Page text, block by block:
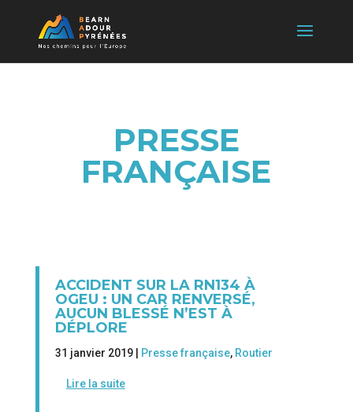
PRESSE
FRANÇAISE
ACCIDENT SUR LA RN134 À
OGEU : UN CAR RENVERSÉ,
AUCUN BLESSÉ N’EST À
DÉPLORE
31 janvier 2019 | Presse française, Routier
Lire la suite